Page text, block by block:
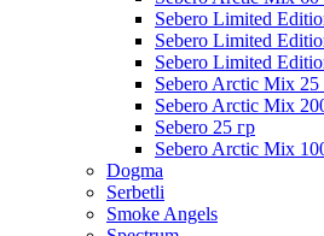
Sebero Limited
Sebero Limited
Sebero Limited
Sebero Arctic Mix 25
Sebero Arctic Mix
Sebero 25 гр
Sebero Arctic Mix
Dogma
Serbetli
Smoke Angels